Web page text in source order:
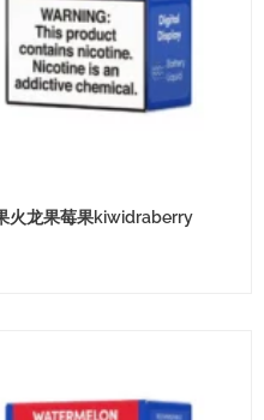
火龙果莓果kiwidraberry